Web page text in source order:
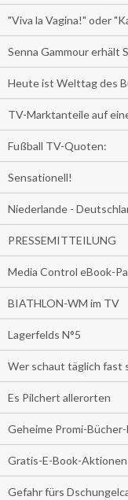
"Viva la Vagina!" oder
Senna Gammour erhält
Heute ist Welttag des
TV-Marktanteile auf
Fußball TV-Quoten:
Sensationell!
Niederlande -
PRESSEMITTEILUNG
Media Control eBook-
BIATHLON-WM im TV
Lagerfelds N°5
Wer schaut täglich fast
Es Pilchert allerorten
Geheime Promi-
Gratis-E-Book-Aktionen
Gefahr fürs